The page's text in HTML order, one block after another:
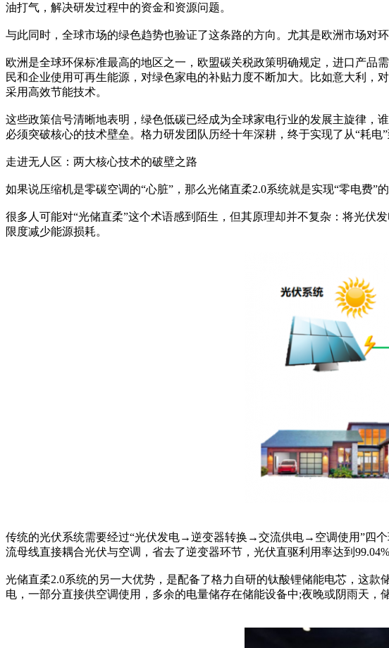
油打气，解决研发过程中的资金和资源问题。
与此同时，全球市场的绿色趋势也验证了这条路的方向。尤其是欧洲市场对
欧洲是全球环保标准最高的地区之一，欧盟碳关税政策明确规定，进口产
民和企业使用可再生能源，对绿色家电的补贴力度不断加大。比如意大利，
采用高效节能技术。
这些政策信号清晰地表明，绿色低碳已经成为全球家电行业的发展主旋律，
必须突破核心的技术壁垒。格力研发团队历经十年深耕，终于实现了从“耗电”
走进无人区：两大核心技术的破壁之路
如果说压缩机是零碳空调的“心脏”，那么光储直柔2.0系统就是实现“零电费”的
很多人可能对“光储直柔”这个术语感到陌生，但其原理却并不复杂：将光伏
限度减少能源损耗。
传统的光伏系统需要经过“光伏发电→逆变器转换→交流供电→空调使用”四
流母线直接耦合光伏与空调，省去了逆变器环节，光伏直驱利用率达到
光储直柔2.0系统的另一大优势，是配备了格力自研的钛酸锂储能电芯，这
电，一部分直接供空调使用，多余的电量储存在储能设备中;夜晚或阴雨天，